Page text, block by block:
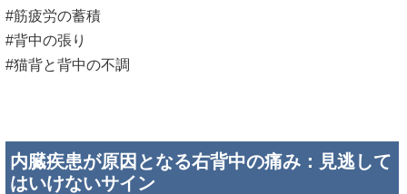
#筋疲労の蓄積
#背中の張り
#猫背と背中の不調
内臓疾患が原因となる右背中の痛み：見逃して
はいけないサイン